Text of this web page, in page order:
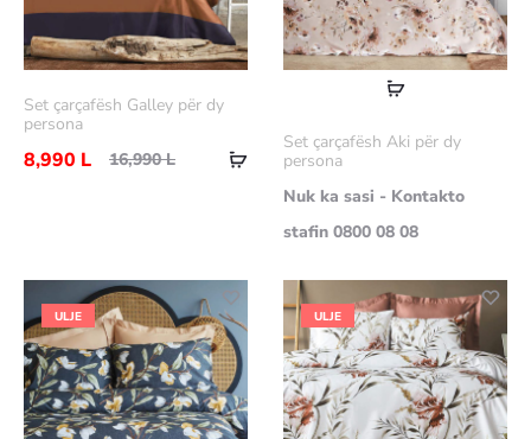
Shtoje
shportë
Set çarçafësh Galley për dy
persona
16,990L
8,990 L
Lexoni
shumë
Set çarçafësh Aki për dy
persona
Nuk ka sasi - Kontakto
stafin 0800 08 08
ULJE ULJE